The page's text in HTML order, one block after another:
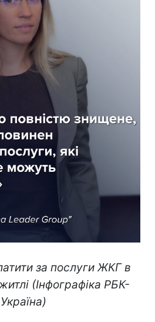
за послуги ЖКГ в
(Інфографіка РБК-
Україна)